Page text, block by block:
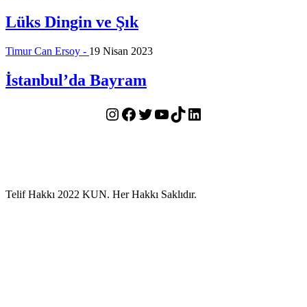
Lüks Dingin ve Şık
Timur Can Ersoy - 19 Nisan 2023
İstanbul’da Bayram
Instagram
Facebook
Twitter
YouTube
TikTokLinkedIn
Telif Hakkı 2022 KUN. Her Hakkı Saklıdır.